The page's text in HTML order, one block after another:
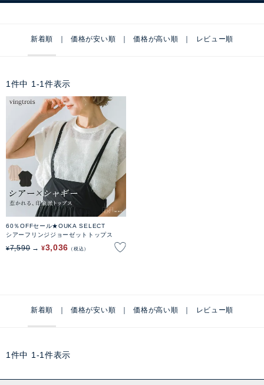
新着順 価格が安い順 価格が高い順 レビュー順
1 件中 1 -1 件表示
60％OFFセール★OUKA SELECT
シアーフリンジジョーゼットトップス
¥7,590 ¥3,036 税込
新着順 価格が安い順 価格が高い順 レビュー順
1 件中 1 -1 件表示